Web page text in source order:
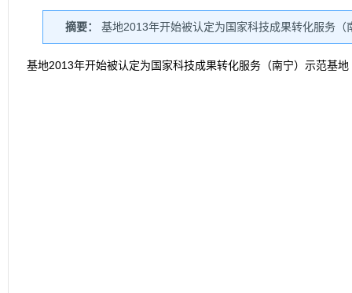
摘要： 基地2013年开始被认定为国家科技成果转化服务（
基地2013年开始被认定为国家科技成果转化服务（南宁）示范基地